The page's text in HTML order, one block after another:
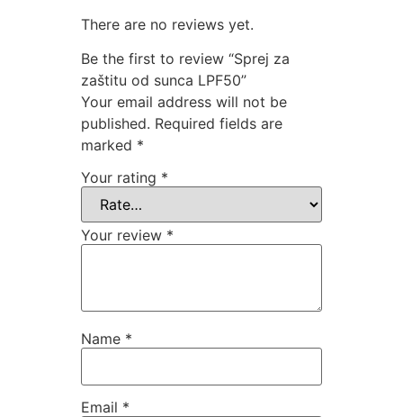
There are no reviews yet.
Be the first to review “Sprej za
zaštitu od sunca LPF50”
Your email address will not be
published. Required fields are
marked *
Your rating *
Your review *
Name *
Email *